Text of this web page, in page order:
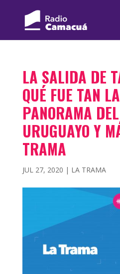
LA SALIDA DE
QUÉ FUE TAN
PANORAMA
URUGUAYO Y
TRAMA
JUL 27, 2020 | LA TRAMA